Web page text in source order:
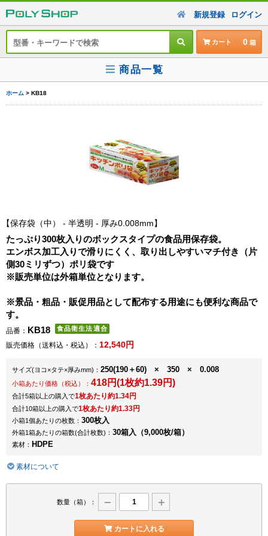
新規登録 ログイン
カート 0
商品一覧
ホーム > KB18
保存袋（中） - 半透明 - 厚み0.008mm
たっぷり300枚入りのボックスタイプの食品用保存袋。
エンボス加工入りで滑りにくく、取り出しやすいマチ付き（片
側30ミリずつ）ポリ袋です
※販売単位は外箱単位となります。
※景品・粗品・販促用品として配布する用途にも便利な商品で
す。
品番： KB18
販売価格（送料込・税込）： 12,540円
サイズ(ヨコ×タテ×厚みmm) ： 250(190＋60) × 350 × 0.008
小箱あたり価格（税込）： 418円(1枚約1.39円)
合計5箱以上の購入で1枚あたり約1.34円
合計10箱以上の購入で1枚あたり約1.33円
小箱1個あたりの枚数： 300枚入
外箱1箱あたりの箱数(合計枚数) ： 30箱入（9,000枚/箱）
素材： HDPE
素材について
数量（箱）：
カートに入れる